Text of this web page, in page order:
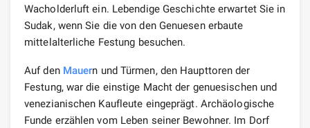
Wacholderluft ein. Lebendige Geschichte erwartet Sie in
Sudak, wenn Sie die von den Genuesen erbaute
mittelalterliche Festung besuchen.
Auf den Mauern und Türmen, den Haupttoren der
Festung, war die einstige Macht der genuesischen und
venezianischen Kaufleute eingeprägt. Archäologische
Funde erzählen vom Leben seiner Bewohner. Im Dorf